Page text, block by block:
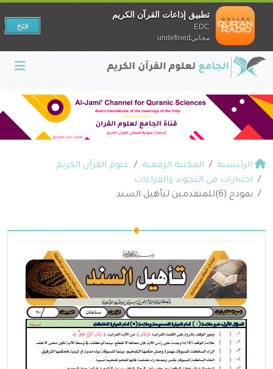
الرئيسية المكتبة الرقمية
علوم القرآن الكريم
اختبارات في التجويد والقراءات
نموذج (6)للمتقدمين لتأهيل السند
تطبيق إذاعات القرآن الكريم
EDC
مجانيundefined
فتح